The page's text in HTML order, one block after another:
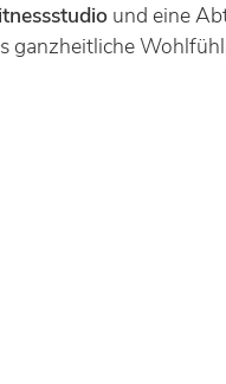
und eine
ganzheitliche